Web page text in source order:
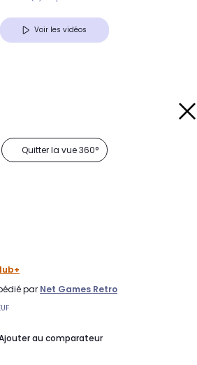
Voir les vidéos
Quitter la vue 360°
par Net Games Retro
au comparateur